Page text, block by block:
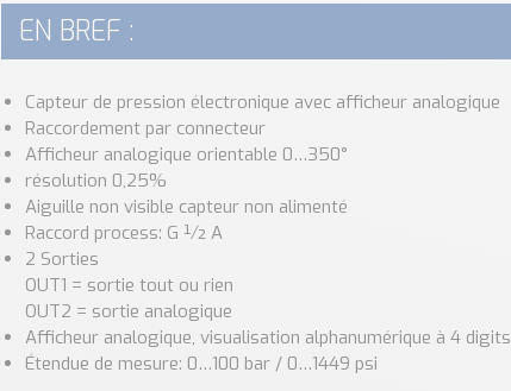
EN BREF :
Capteur de pression électronique avec afficheur analogique
Raccordement par connecteur
Afficheur analogique orientable 0…350°
résolution 0,25%
Aiguille non visible capteur non alimenté
Raccord process: G ½ A
2 Sorties
OUT1 = sortie tout ou rien
OUT2 = sortie analogique
Afficheur analogique, visualisation alphanumérique à 4 digits
Étendue de mesure: 0…100 bar / 0…1449 psi